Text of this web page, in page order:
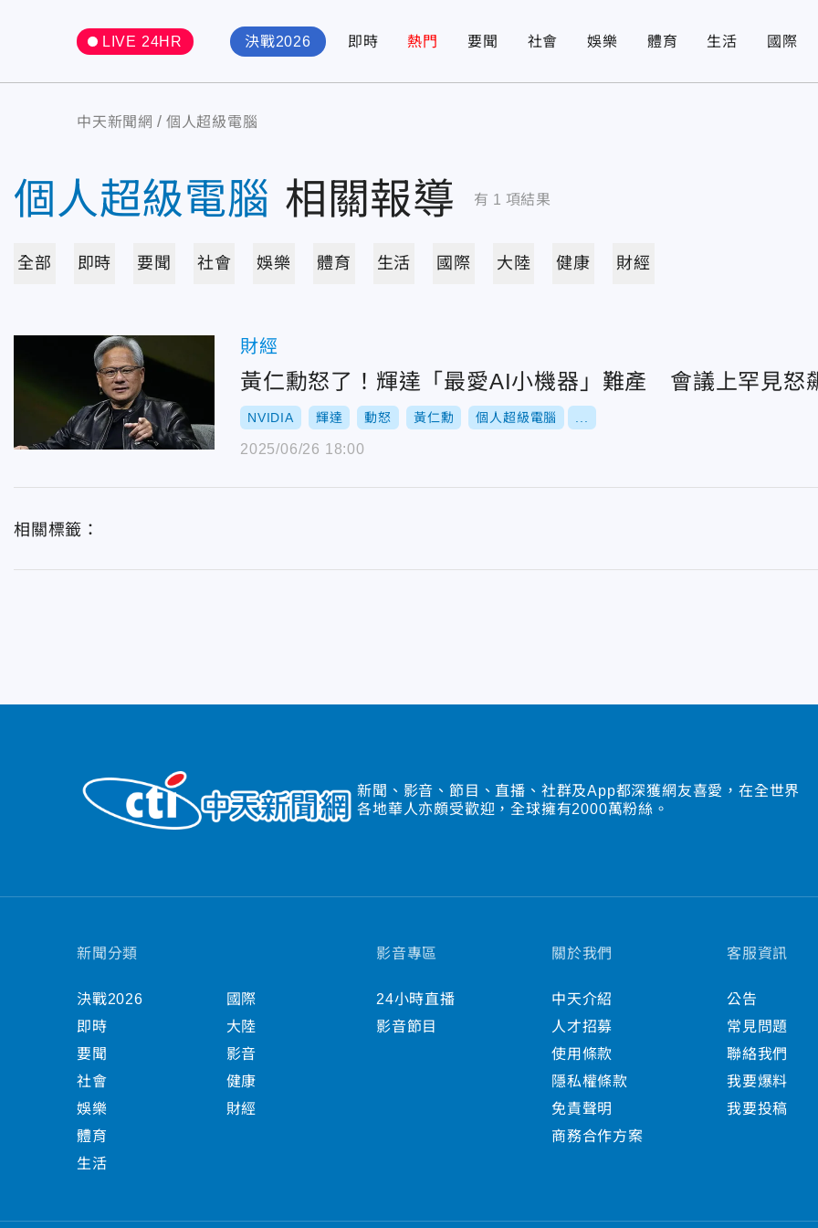
LIVE 24HR 決戰2026 即時 熱門 要聞 社會 娛樂 體育 生活 國際
中天新聞網 個人超級電腦
個人超級電腦 相關報導 有 1 項結果
全部 即時 要聞 社會 娛樂 體育 生活 國際 大陸 健康 財經
財經
黃仁勳怒了！輝達「最愛AI小機器」難產 會議上罕見怒
NVIDIA 輝達 動怒 黃仁勳 個人超級電腦
2025/06/26 18:00
相關標籤：
新聞、影音、節目、直播、社群及App都深獲網友喜愛，在全世界
各地華人亦頗受歡迎，全球擁有2000萬粉絲。
新聞分類
決戰2026
即時
要聞
社會
娛樂
體育
生活
國際
大陸
影音
健康
財經
影音專區
24小時直播
影音節目
關於我們
中天介紹
人才招募
使用條款
隱私權條款
免責聲明
商務合作方案
客服資訊
公告
常見問題
聯絡我們
我要爆料
我要投稿